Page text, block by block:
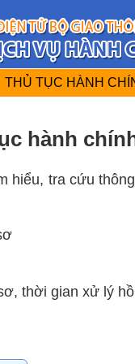
THỦ TỤC HÀNH
hành
hiểu, tra cứu
thời gian xử lý